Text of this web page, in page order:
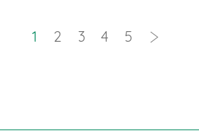
1 2 3 4 5